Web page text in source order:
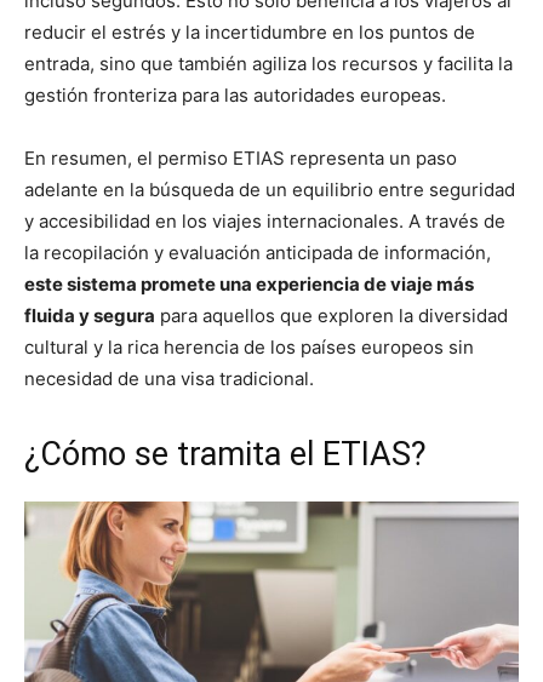
reducir el estrés y la incertidumbre en los puntos de
entrada, sino que también agiliza los recursos y facilita la
gestión fronteriza para las autoridades europeas.
En resumen, el permiso ETIAS representa un paso
adelante en la búsqueda de un equilibrio entre seguridad
y accesibilidad en los viajes internacionales. A través de
la recopilación y evaluación anticipada de información,
este sistema promete una experiencia de viaje más
fluida y segura para aquellos que exploren la diversidad
cultural y la rica herencia de los países europeos sin
necesidad de una visa tradicional.
¿Cómo se tramita el ETIAS?